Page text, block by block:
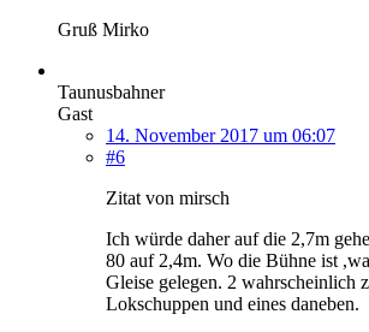
Gruß Mirko
Taunusbahner
Gast
14. November 2017 um 06:07
#6
Zitat von mirsch
Ich würde daher auf die 2,7m
80 auf 2,4m. Wo die Bühne ist
Gleise gelegen. 2 wahrscheinlich
Lokschuppen und eines daneben.